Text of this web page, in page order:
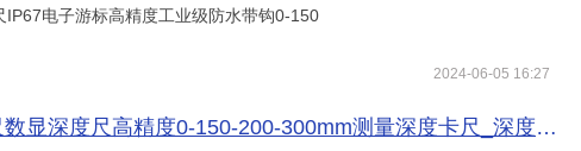
IP67电子游标高精度工业级防水带钩0-150
2024-06-05 16:27
深度尺高精度0-150-200-300mm测量深度卡尺_深度尺_卡尺_量具/量仪_供应_数控刀具网